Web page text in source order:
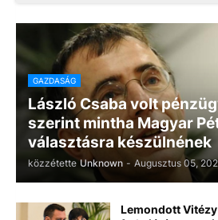
GAZDASÁG
László Csaba volt
szerint mintha Magyar
választásra készülnének
közzétette Unknown - Augusztus 05,
Lemondott